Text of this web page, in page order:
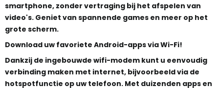
smartphone, zonder vertraging bij het afspelen van
video's. Geniet van spannende games en meer op het
grote scherm.
Download uw favoriete Android-apps via Wi-Fi!
Dankzij de ingebouwde wifi-modem kunt u eenvoudig
verbinding maken met internet, bijvoorbeeld via de
hotspotfunctie op uw telefoon. Met duizenden apps en